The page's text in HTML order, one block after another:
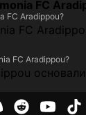
FC
FC Aradippou?
FC
FC Aradippou?